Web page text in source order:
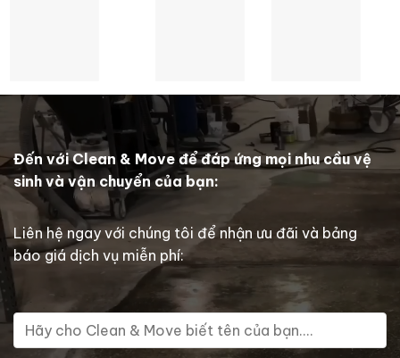
Đến với Clean & Move để đáp ứng mọi nhu cầu vệ
sinh và vận chuyển của bạn:
Liên hệ ngay với chúng tôi để nhận ưu đãi và bảng
báo giá dịch vụ miễn phí: